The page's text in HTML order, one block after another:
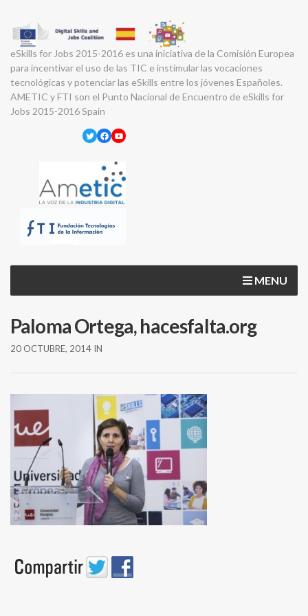
eSkills for Jobs 2015-2016 es una iniciativa de la Comisión Europea
para incentivar el uso de las TIC e instimular las vocaciones
tecnológicas y potenciar las eSkills entre los jóvenes Españoles.
AMETIC y FTI son el Punto Nacional de Encuentro de eSkills for
Jobs 2015-2016 Spain
Twitter
Facebook
YouTube
MENU
Paloma Ortega, hacesfalta.org
20 OCTUBRE, 2014 IN